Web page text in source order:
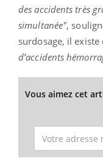
des accidents très
simultanée",
surdosage, il existe
d’accidents
Vous aimez cet